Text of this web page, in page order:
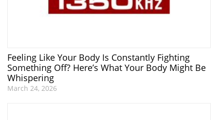
Feeling Like Your Body Is Constantly Fighting
Something Off? Here’s What Your Body Might Be
Whispering
March 24, 2026